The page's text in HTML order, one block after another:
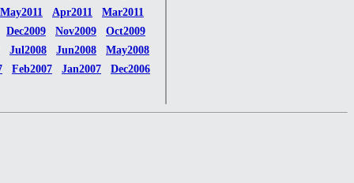
May2011 Apr2011
Mar2011
Dec2009 Nov2009
Oct2009
Jul2008 Jun2008
May2008
Feb2007 Jan2007
Dec2006